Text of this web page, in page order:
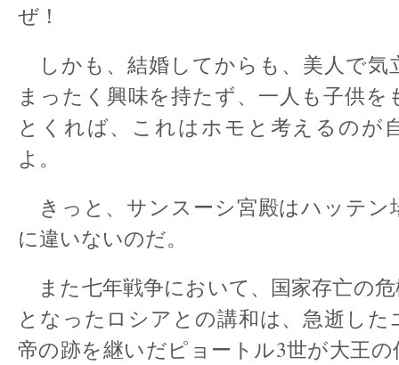
ぜ！
しかも、結婚してからも、美人で気
まったく興味を持たず、一人も子供
とくれば、これはホモと考えるのが
よ。
きっと、サンスーシ宮殿はハッテン
に違いないのだ。
また七年戦争において、国家存亡の
となったロシアとの講和は、急逝し
帝の跡を継いだピョートル3世が大王